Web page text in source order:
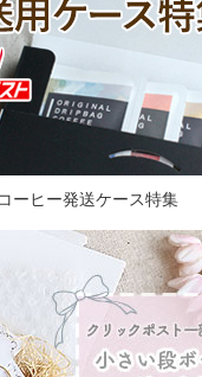
コーヒー発送ケース特集